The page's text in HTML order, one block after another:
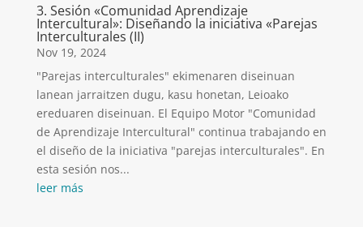
3. Sesión «Comunidad Aprendizaje
Intercultural»: Diseñando la iniciativa «Parejas
Interculturales (II)
Nov 19, 2024
"Parejas interculturales" ekimenaren diseinuan
lanean jarraitzen dugu, kasu honetan, Leioako
ereduaren diseinuan. El Equipo Motor "Comunidad
de Aprendizaje Intercultural" continua trabajando en
el diseño de la iniciativa "parejas interculturales". En
esta sesión nos...
leer más